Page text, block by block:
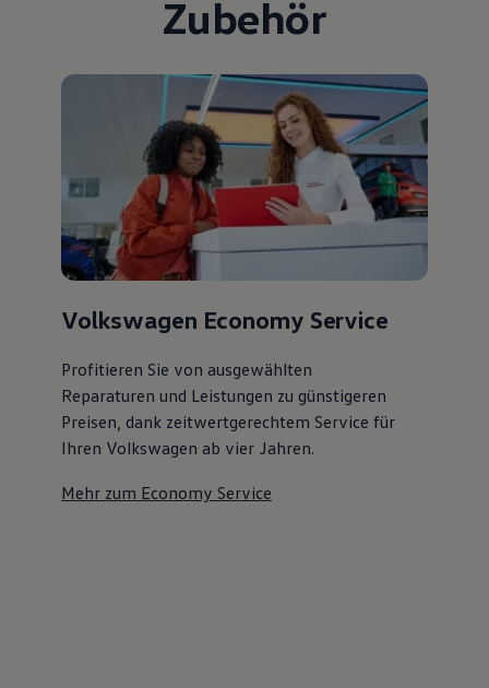
Zubehör
Volkswagen Economy Service
Profitieren Sie von ausgewählten
Reparaturen und Leistungen zu günstigeren
Preisen, dank zeitwertgerechtem Service für
Ihren Volkswagen ab vier Jahren.
Mehr zum Economy Service